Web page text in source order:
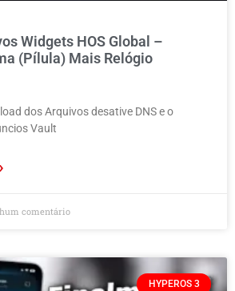
Widgets HOS Global –
(Pílula) Mais Relógio
dos Arquivos desative DNS e o
Vault
comentário
HYPEROS 3